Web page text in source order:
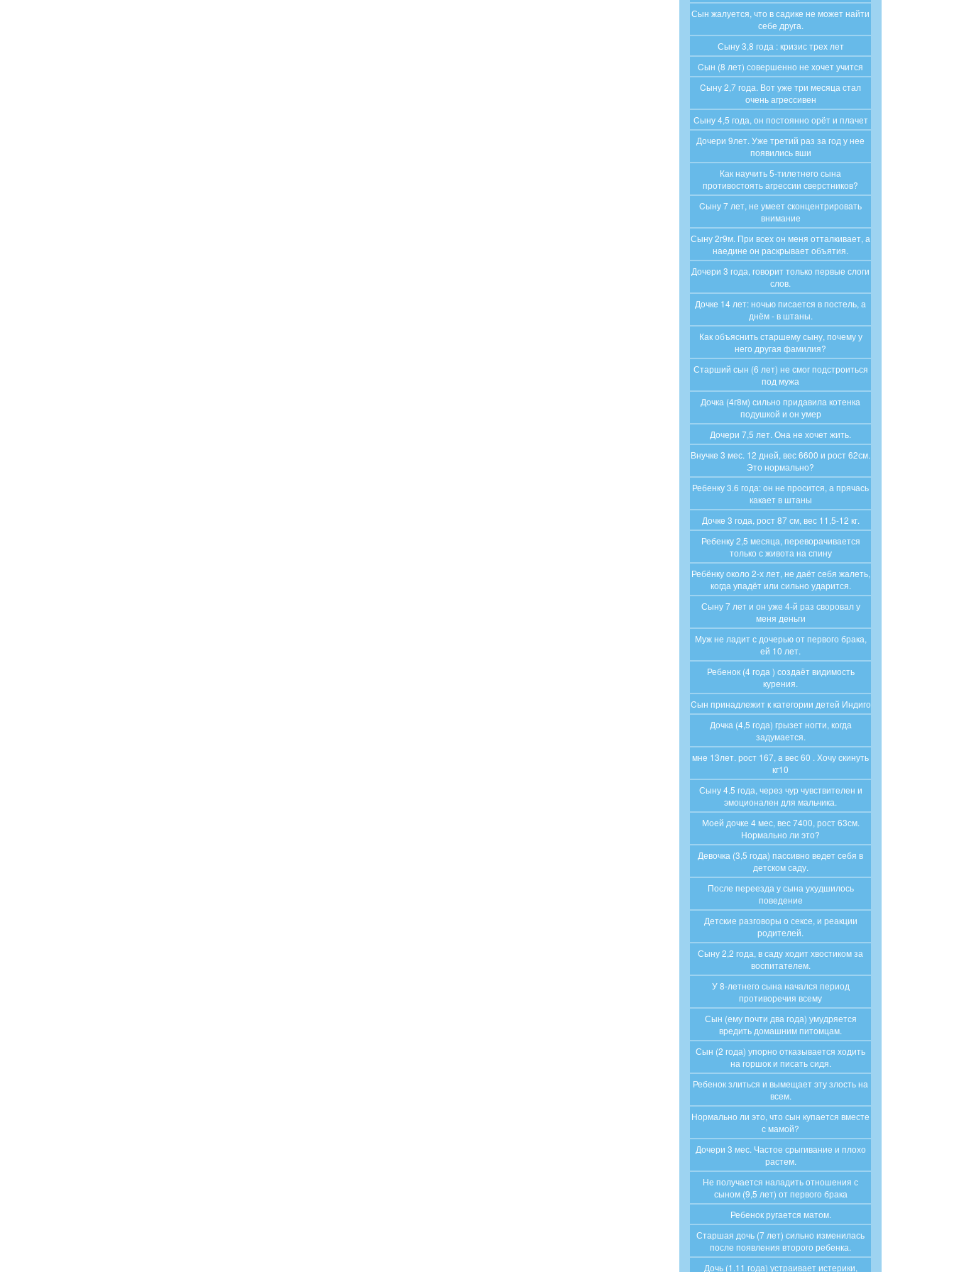
Сын жалуется, что в садике не может найти
себе друга.
Сыну 3,8 года : кризис трех лет
Cын (8 лет) совершенно не хочет учится
Cыну 2,7 года. Вот уже три месяца стал
очень агрессивен
Cыну 4,5 года, он постоянно орёт и плачет
Дочери 9лет. Уже третий раз за год у нее
появились вши
Как научить 5-тилетнего сына
противостоять агрессии сверстников?
Cыну 7 лет, не умеет сконцентрировать
внимание
Сыну 2г9м. При всех он меня отталкивает, а
наедине он раскрывает объятия.
Дочери 3 года, говорит только первые слоги
слов.
Дочке 14 лет: ночью писается в постель, а
днём - в штаны.
Как объяснить старшему сыну, почему у
него другая фамилия?
Старший сын (6 лет) не смог подстроиться
под мужа
Дочка (4г8м) сильно придавила котенка
подушкой и он умер
Дочери 7,5 лет. Она не хочет жить.
Внучке 3 мес. 12 дней, вес 6600 и рост 62см.
Это нормально?
Ребенку 3.6 года: он не просится, а прячась
какает в штаны
Дочке 3 года, рост 87 см, вес 11,5-12 кг.
Ребенку 2,5 месяца, переворачивается
только с живота на спину
Ребёнку около 2-х лет, не даёт себя жалеть,
когда упадёт или сильно ударится.
Сыну 7 лет и он уже 4-й раз своровал у
меня деньги
Муж не ладит с дочерью от первого брака,
ей 10 лет.
Ребенок (4 года ) создаёт видимость
курения.
Cын принадлежит к категории детей Индиго
Дочка (4,5 года) грызет ногти, когда
задумается.
мнe 13лeт. рост 167, a вeс 60 . Хочу скинуть
кг10
Сыну 4.5 года, через чур чувствителен и
эмоционален для мальчика.
Моей дочке 4 мес, вес 7400, рост 63см.
Нормально ли это?
Девочка (3,5 года) пассивно ведет себя в
детском саду.
После переезда у сына ухудшилось
поведение
Детские разговоры о сексе, и реакции
родителей.
Сыну 2,2 года, в саду ходит хвостиком за
воспитателем.
У 8-летнего сына начался период
противоречия всему
Сын (ему почти два года) умудряется
вредить домашним питомцам.
Сын (2 года) упорно отказывается ходить
на горшок и писать сидя.
Ребенок злиться и вымещает эту злость на
всем.
Нормально ли это, что сын купается вместе
с мамой?
Дочери 3 мес. Частое срыгивание и плохо
растем.
Не получается наладить отношения с
сыном (9,5 лет) от первого брака
Ребенок ругается матом.
Старшая дочь (7 лет) сильно изменилась
после появления второго ребенка.
Дочь (1.11 года) устраивает истерики,